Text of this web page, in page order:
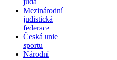
Mezinárodní
judistická
federace
Česká unie
sportu
Národní